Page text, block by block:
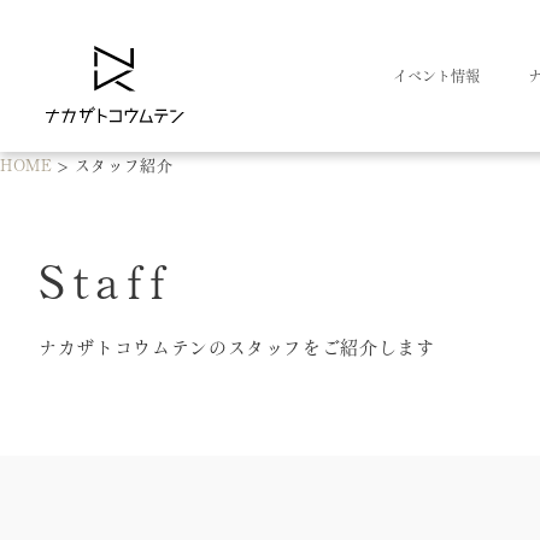
イベント情報
HOME > スタッフ紹介
Staff
ナカザトコウムテンのスタッフをご紹介します